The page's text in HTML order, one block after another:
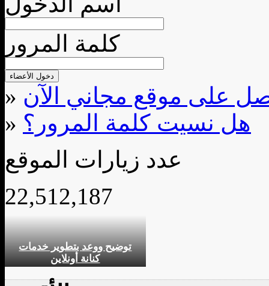
كلمة المرور
»
» هل نسيت كلمة المرور؟
عدد زيارات الموقع
22,512,187
توضيح ووعد بتطوير خدمات
كنانة أونلاين